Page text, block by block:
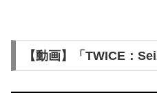
【動画】「TWICE：